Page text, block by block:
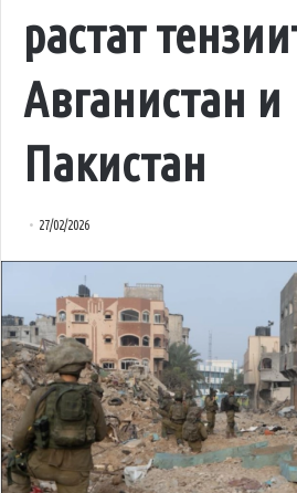
растат
Авганистан и
Пакистан
27/02/2026